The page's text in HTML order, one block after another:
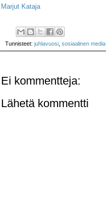
Marjut Kataja
Tunnisteet: juhlavuosi sosiaalinen media
Ei kommentteja:
Lähetä kommentti